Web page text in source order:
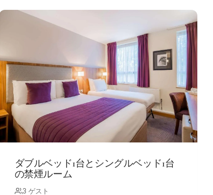
ダブルベッド1台とシングルベッド1台
の禁煙ルーム
3 ゲスト